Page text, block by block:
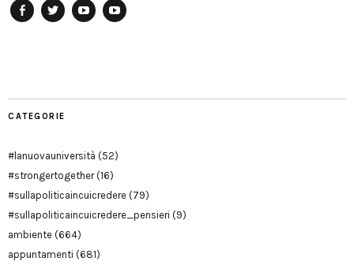
CATEGORIE
#lanuovauniversità (52)
#strongertogether(16)
#sullapoliticaincuicredere (79)
#sullapoliticaincuicredere_pensieri (9)
ambiente (664)
appuntamenti (681)